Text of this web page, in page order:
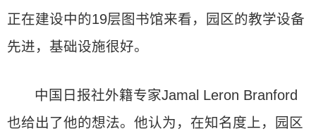
正在建设中的19层图书馆来看，园区的教学设备
先进，基础设施很好。
中国日报社外籍专家Jamal Leron Branford
也给出了他的想法。他认为，在知名度上，园区